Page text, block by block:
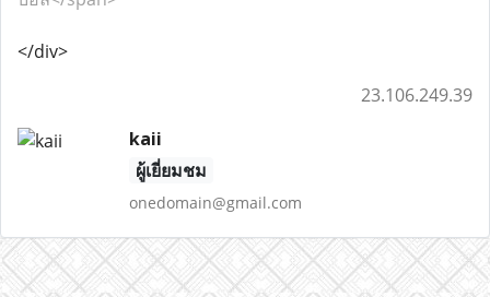
</div>
23.106.249.39
kaii
ผู้เยี่ยมชม
onedomain@gmail.com